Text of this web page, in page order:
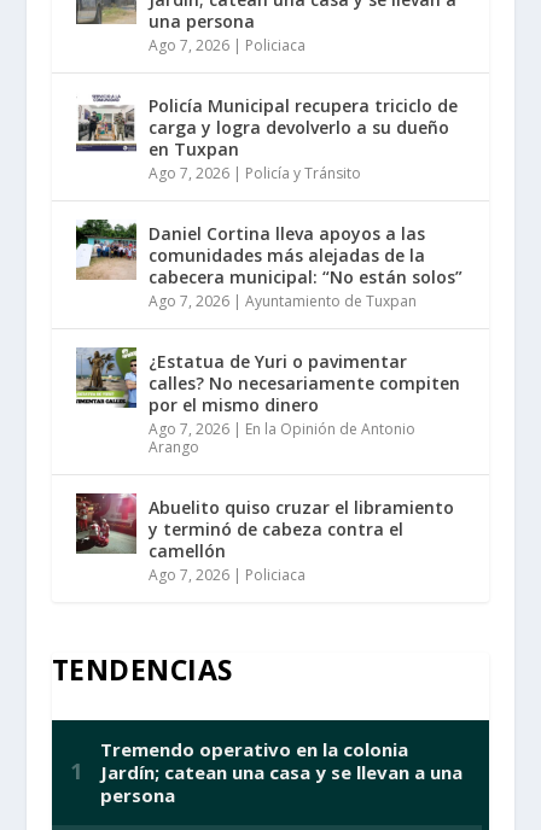
una persona
Ago 7, 2026| Policiaca
Policía Municipal recupera triciclo de
carga y logra devolverlo a su dueño
en Tuxpan
Ago 7, 2026| Policía y Tránsito
Daniel Cortina lleva apoyos a las
comunidades más alejadas de la
cabecera municipal: “No están solos”
Ago 7, 2026| Ayuntamiento de Tuxpan
¿Estatua de Yuri o pavimentar
calles? No necesariamente compiten
por el mismo dinero
Ago 7, 2026| En la Opinión de Antonio
Arango
Abuelito quiso cruzar el libramiento
y terminó de cabeza contra el
camellón
Ago 7, 2026| Policiaca
TENDENCIAS